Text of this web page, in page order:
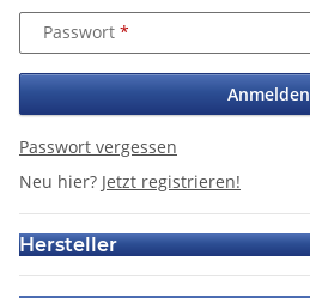
Passwort
Anmelden
Passwort vergessen
Neu hier? Jetzt registrieren!
Hersteller